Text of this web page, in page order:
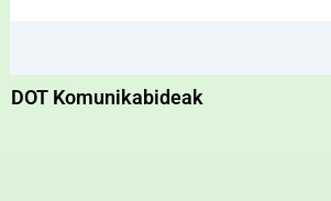
DOT Komunikabideak